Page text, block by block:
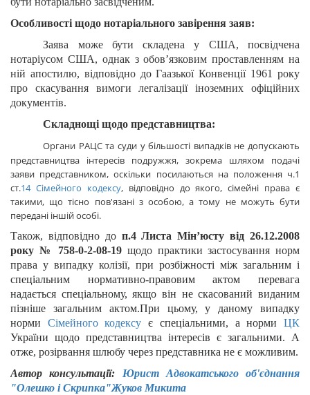
Особливості щодо нотаріального завірення заяв:
Заява може бути складена у США, посвідчена
нотаріусом США, однак з обов’язковим проставленням на
ній апостилю, відповідно до Гаазької Конвенції 1961 року
про скасування вимоги легалізації іноземних офіційних
документів.
Складнощі щодо представництва:
Органи РАЦС та суди у більшості випадків не допускають
представництва інтересів подружжя, зокрема шляхом подачі
заяви представником, оскільки посилаються на положення ч.1
ст.14 Сімейного кодексу, відповідно до якого,сімейні права є
такими, що тісно пов'язані з особою, а тому не можуть бути
передані іншій особі.
Також, відповідно до п.4 Листа Мін’юсту від 26.12.2008
року № 758-0-2-08-19 щодо практики застосування норм
права у випадку колізії, при розбіжності між загальним і
спеціальним нормативно-правовим актом перевага
надається спеціальному,якщо він не скасований виданим
пізніше загальним актом.При цьому, у даному випадку
норми Сімейного кодексу є спеціальними, а нормиЦК
України щодо представництва інтересів є загальними. А
отже, розірвання шлюбу через представника не є можливим.
Автор консультації: Юрист Адвокатського об'єднання
"Олешко і Скрипка"Жуков Микита